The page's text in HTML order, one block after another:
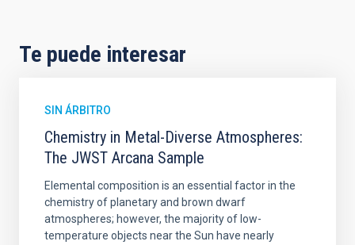
Te puede interesar
SIN ÁRBITRO
Chemistry in Metal-Diverse Atmospheres:
The JWST Arcana Sample
Elemental composition is an essential factor in the
chemistry of planetary and brown dwarf
atmospheres; however, the majority of low-
temperature objects near the Sun have nearly